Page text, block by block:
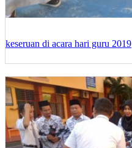
keseruan di acara hari guru 2019